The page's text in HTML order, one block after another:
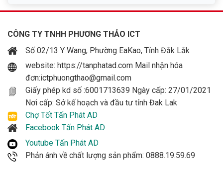
CÔNG TY TNHH PHƯƠNG THẢO ICT
Số 02/13 Y Wang, Phường EaKao, Tỉnh Đắk Lắk
website: https://tanphatad.com Mail nhận hóa
đơn:ictphuongthao@gmail.com
Giấy phép kd số :6001713639 Ngày cấp: 27/01/2021
Nơi cấp: Sở kế hoạch và đầu tư tỉnh Đak Lak
Chợ Tốt Tấn Phát AD
Facebook Tấn Phát AD
Youtube Tấn Phát AD
Phản ánh về chất lượng sản phẩm: 0888.19.59.69